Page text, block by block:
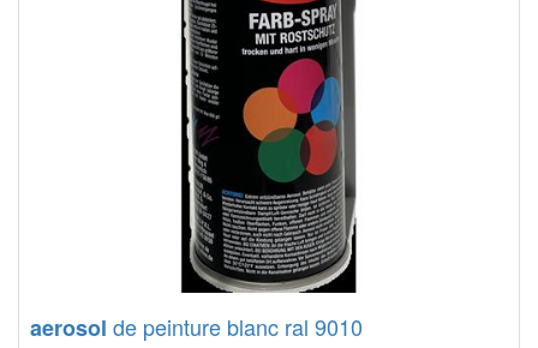
aerosol de peinture blanc ral 9010